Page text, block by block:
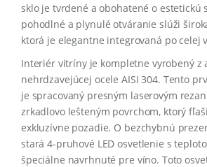
sklo je tvrdené a obohatené o estetickú
pohodlné a plynulé otváranie slúži
ktorá je elegantne integrovaná po celej
Interiér vitríny je kompletne vyrobený z
nehrdzavejúcej ocele AISI 304. Tento
je spracovaný presným laserovým
zrkadlovo lešteným povrchom, ktorý
exkluzívne pozadie. O bezchybnú
stará 4-pruhové LED osvetlenie s
špeciálne navrhnuté pre víno. Toto